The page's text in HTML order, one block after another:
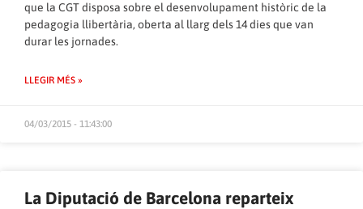
que la CGT disposa sobre el desenvolupament històric de la
pedagogia llibertària, oberta al llarg dels 14 dies que van
durar les jornades.
LLEGIR MÉS »
04/03/2015 - 11:43:00
La Diputació de Barcelona reparteix